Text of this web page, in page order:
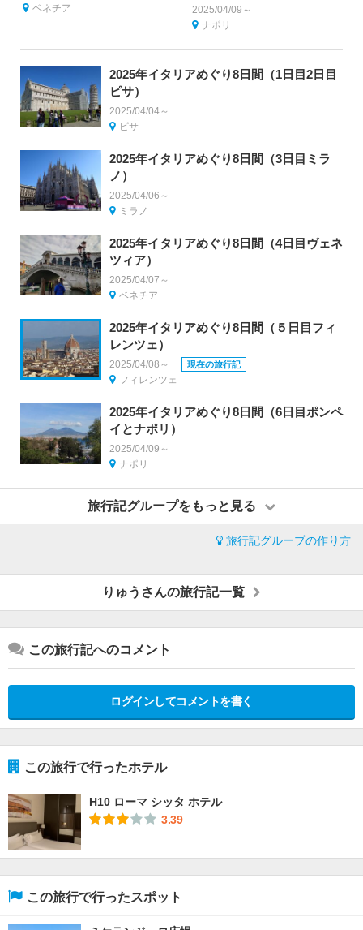
ベネチア
2025/04/09～
ナポリ
2025年イタリアめぐり8日間（1日目2日目
ピサ）
2025/04/04～
ピサ
2025年イタリアめぐり8日間（3日目ミラ
ノ）
2025/04/06～
ミラノ
2025年イタリアめぐり8日間（4日目ヴェネ
ツィア）
2025/04/07～
ベネチア
2025年イタリアめぐり8日間（５日目フィ
レンツェ）
2025/04/08～ 現在の旅行記
フィレンツェ
2025年イタリアめぐり8日間（6日目ポンペ
イとナポリ）
2025/04/09～
ナポリ
旅行記グループをもっと見る
旅行記グループの作り方
りゅうさんの旅行記一覧
この旅行記へのコメント
ログインしてコメントを書く
この旅行で行ったホテル
H10 ローマ シッタ ホテル
3.39
この旅行で行ったスポット